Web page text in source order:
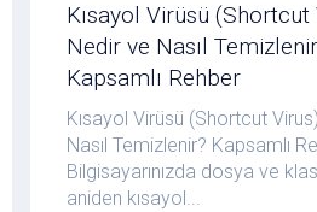
Kısayol Virüsü (Shortcut
Nedir ve Nasıl
Kapsamlı Rehber
Kısayol Virüsü (Shortcut
Nasıl Temizlenir? Kapsamlı
Bilgisayarınızda dosya ve
aniden kısayol...